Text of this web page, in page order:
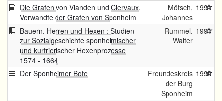
Die Grafen von Vianden und Clervaux,
Verwandte der Grafen von Sponheim
Mötsch,
Johannes
1991
Bauern, Herren und Hexen : Studien
zur Sozialgeschichte sponheimischer
und kurtrierischer Hexenprozesse
1574 - 1664
Rummel,
Walter
1991
Der Sponheimer Bote
Freundeskreis
der Burg
Sponheim
1990